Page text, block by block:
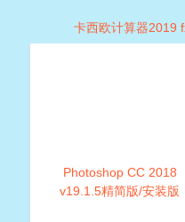
卡西欧计算器2019
Photoshop CC 2018
v19.1.5精简版/安装版